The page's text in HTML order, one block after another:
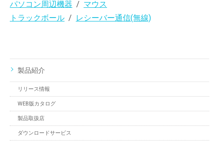
パソコン周辺機器
マウス
トラックボール
レシーバー通信(無線)
製品紹介
リリース情報
WEB版カタログ
製品取扱店
ダウンロードサービス